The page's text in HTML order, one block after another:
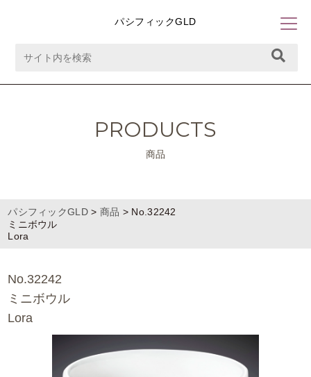
パシフィックGLD
PRODUCTS
商品
パシフィックGLD> 商品 > No.32242
ミニボウル
Lora
No.32242
ミニボウル
Lora